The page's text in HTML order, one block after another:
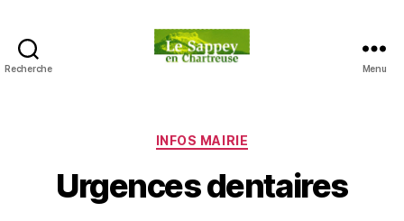
Recherche
en
Chartreuse
Menu
Catégories
INFOS MAIRIE
Urgences dentaires